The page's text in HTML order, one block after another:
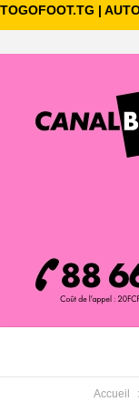
TOGOFOOT.TG |
Accueil